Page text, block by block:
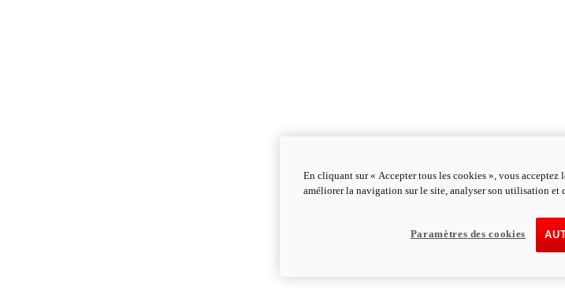
En cliquant sur « Accepter tous les cookies », vous
améliorer la navigation sur le site, analyser son utilisation et
Paramètres des cookies